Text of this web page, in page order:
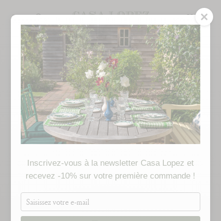
content
MADE TO ORDER
Inscrivez-vous à la newsletter Casa Lopez et
recevez -10% sur votre première commande !
Saisissez
e-